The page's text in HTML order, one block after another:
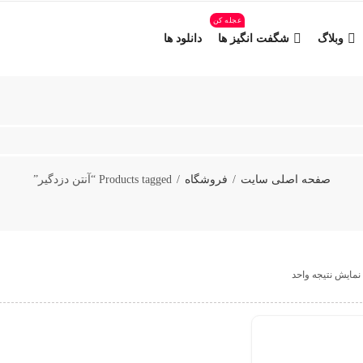
وبلاگ شگفت انگیز ها
عجله کن
دانلود ها
صفحه اصلی سایت فروشگاه Products tagged “آنتن دزدگیر”
نمایش نتیجه واحد